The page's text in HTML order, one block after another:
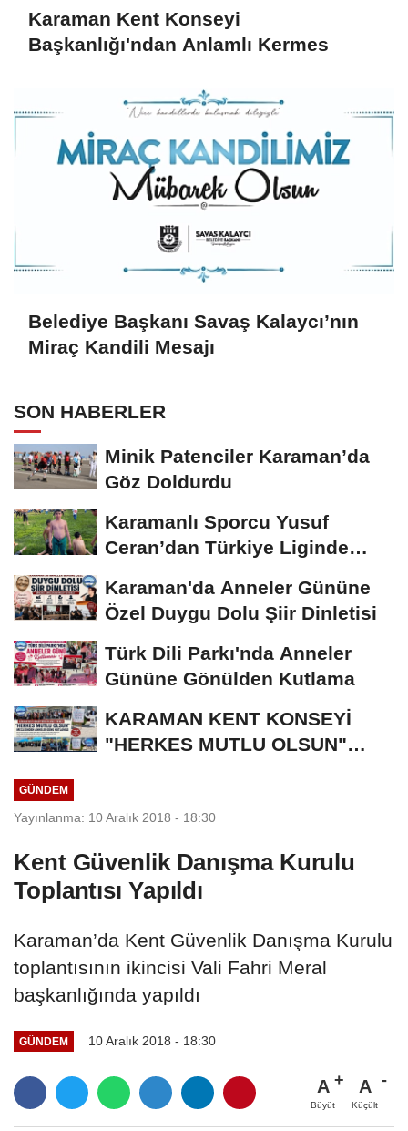
Karaman Kent Konseyi
Başkanlığı'ndan Anlamlı Kermes
Belediye Başkanı Savaş Kalaycı’nın
Miraç Kandili Mesajı
SON HABERLER
Minik Patenciler Karaman’da
Göz Doldurdu
Karamanlı Sporcu Yusuf
Ceran’dan Türkiye Liginde
Karaman'da Anneler Gününe
Özel Duygu Dolu Şiir Dinletisi
Türk Dili Parkı'nda Anneler
Gününe Gönülden Kutlama
KARAMAN KENT KONSEYİ
"HERKES MUTLU OLSUN"
GÜNDEM
Yayınlanma: 10 Aralık 2018 - 18:30
Kent Güvenlik Danışma Kurulu
Toplantısı Yapıldı
Karaman’da Kent Güvenlik Danışma Kurulu
toplantısının ikincisi Vali Fahri Meral
başkanlığında yapıldı
GÜNDEM 10 Aralık 2018 - 18:30
A
Büyüt
A
Küçült